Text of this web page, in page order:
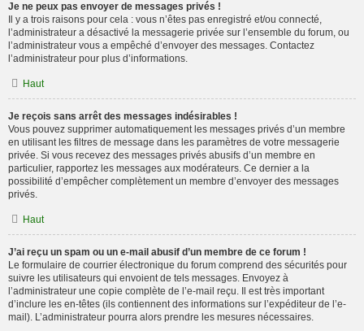
Je ne peux pas envoyer de messages privés !
Il y a trois raisons pour cela : vous n’êtes pas enregistré et/ou connecté,
l’administrateur a désactivé la messagerie privée sur l’ensemble du forum, ou
l’administrateur vous a empêché d’envoyer des messages. Contactez
l’administrateur pour plus d’informations.
Haut
Je reçois sans arrêt des messages indésirables !
Vous pouvez supprimer automatiquement les messages privés d’un membre
en utilisant les filtres de message dans les paramètres de votre messagerie
privée. Si vous recevez des messages privés abusifs d’un membre en
particulier, rapportez les messages aux modérateurs. Ce dernier a la
possibilité d’empêcher complètement un membre d’envoyer des messages
privés.
Haut
J’ai reçu un spam ou un e-mail abusif d’un membre de ce forum !
Le formulaire de courrier électronique du forum comprend des sécurités pour
suivre les utilisateurs qui envoient de tels messages. Envoyez à
l’administrateur une copie complète de l’e-mail reçu. Il est très important
d’inclure les en-têtes (ils contiennent des informations sur l’expéditeur de l’e-
mail). L’administrateur pourra alors prendre les mesures nécessaires.